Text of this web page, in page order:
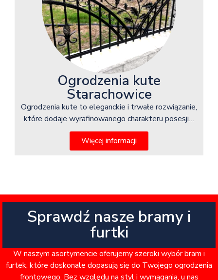
Ogrodzenia kute
Starachowice
Ogrodzenia kute to eleganckie i trwałe rozwiązanie,
które dodaje wyrafinowanego charakteru posesji…
Więcej informacji
Sprawdź nasze bramy i
furtki
W naszym asortymencie oferujemy szeroki wybór bram i
furtek, które doskonale dopasują się do Twojego ogrodzenia
frontowego. Bez względu na styl i wymagania, u nas